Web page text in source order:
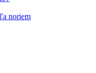
noriem